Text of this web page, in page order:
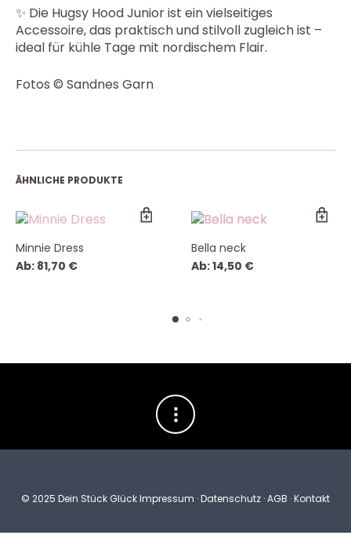
✨ Die Hugsy Hood Junior ist ein vielseitiges
Accessoire, das praktisch und stilvoll zugleich ist –
ideal für kühle Tage mit nordischem Flair.
Fotos © Sandnes Garn
ÄHNLICHE PRODUKTE
Minnie Dress
Ab: 81,70 €
Bella neck
Ab:14,50 €
© 2025 Dein Stück GlückImpressum ·Datenschutz ·AGB ·Kontakt